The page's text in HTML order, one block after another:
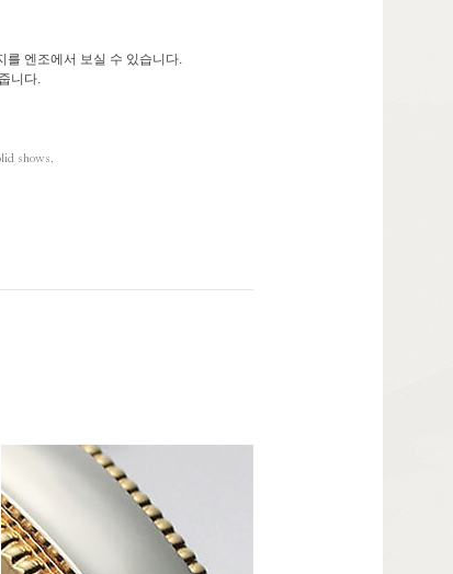
를 엔조에서 보실 수 있습니다.
니다.
shows.